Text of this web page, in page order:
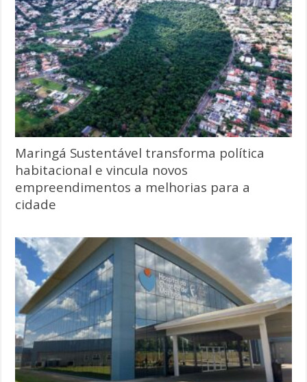
Maringá Sustentável transforma política
habitacional e vincula novos
empreendimentos a melhorias para a
cidade